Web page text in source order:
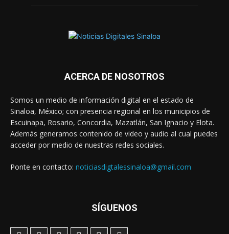
ACERCA DE NOSOTROS
Somos un medio de información digital en el estado de
Sinaloa, México; con presencia regional en los municipios de
Escuinapa, Rosario, Concordia, Mazatlán, San Ignacio y Elota.
Además generamos contenido de video y audio al cual puedes
acceder por medio de nuestras redes sociales.
Ponte en contacto: noticiasdigtalessinaloa@gmail.com
SÍGUENOS